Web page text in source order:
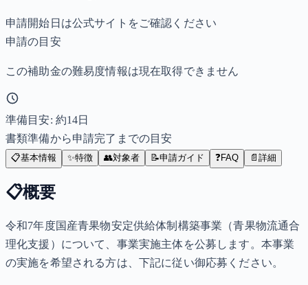
申請開始日は公式サイトをご確認ください
申請の目安
この補助金の難易度情報は現在取得できません
準備目安: 約14日
書類準備から申請完了までの目安
📋基本情報 ✨特徴 👥対象者 📝申請ガイド ❓FAQ 📄 詳細
📋概要
令和7年度国産青果物安定供給体制構築事業（青果物流通合
理化支援）について、事業実施主体を公募します。本事業
の実施を希望される方は、下記に従い御応募ください。